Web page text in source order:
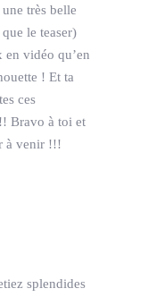
très belle
le teaser)
en vidéo qu’en
! Et ta
ces
Bravo à toi et
à venir !!!
splendides